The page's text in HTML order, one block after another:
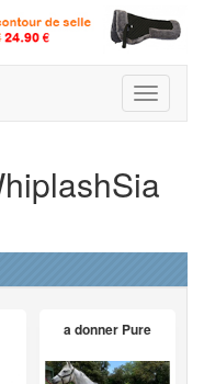
Toggle
a donner Pure